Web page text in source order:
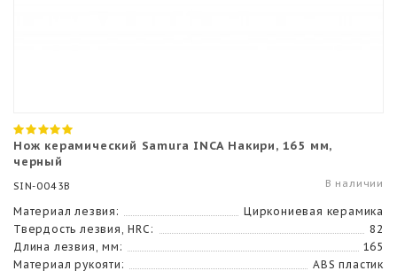
Нож керамический Samura INCA Накири, 165 мм,
черный
SIN-0043B В наличии
Материал лезвия:
Циркониевая керамика
Твердость лезвия, HRC:
82
Длина лезвия, мм:
165
Материал рукояти:
ABS пластик